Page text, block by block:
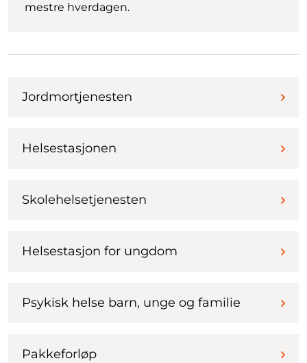
mestre hverdagen.
Jordmortjenesten
Helsestasjonen
Skolehelsetjenesten
Helsestasjon for ungdom
Psykisk helse barn, unge og familie
Pakkeforløp